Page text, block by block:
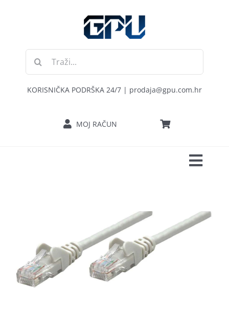
Traži...
KORISNIČKA PODRŠKA 24/7 | prodaja@gpu.com.hr
MOJ RAČUN
PERIFERIJA
KABELI I KONEKTORI